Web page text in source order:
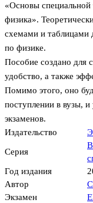
«Основы специальной
физика».
схемами и таблицами
по физике.
Пособие создано для
удобство, а также
Помимо этого, оно
поступлении в вузы,
экзаменов.
Издательство
Серия
Год издания
Автор
Экзамен